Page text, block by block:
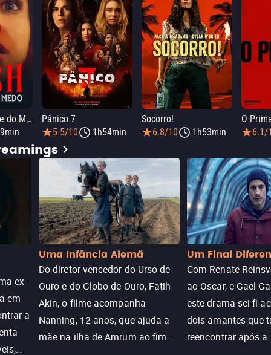
Push: No Limite do Medo
Pânico 7
5.5/10
1h54min
Socorro!
6.8/10
1h53min
O
6.1/
ex-
em
a
Uma Infância Alemã
Do diretor vencedor do Urso de
Ouro e do Globo de Ouro, Fatih
Akin, o filme acompanha
Nanning, 12 anos, que ajuda a
mãe na ilha de Amrum ao fim
Um Final
Com Renate
ao Oscar, e Gael
este drama sci-fi
dois amantes que
reencontrar após